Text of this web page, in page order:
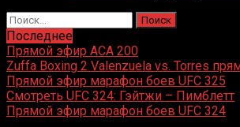
Найти:
Последнее
Прямой эфир ACA 200
Zuffa Boxing 2 Valenzuela vs. Torres
Прямой эфир марафон боев UFC 325
Смотреть UFC 324: Гэйтжи – Пимблетт
Прямой эфир марафон боев UFC 324